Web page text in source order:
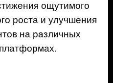
ощутимого
роста и улучшения
на различных